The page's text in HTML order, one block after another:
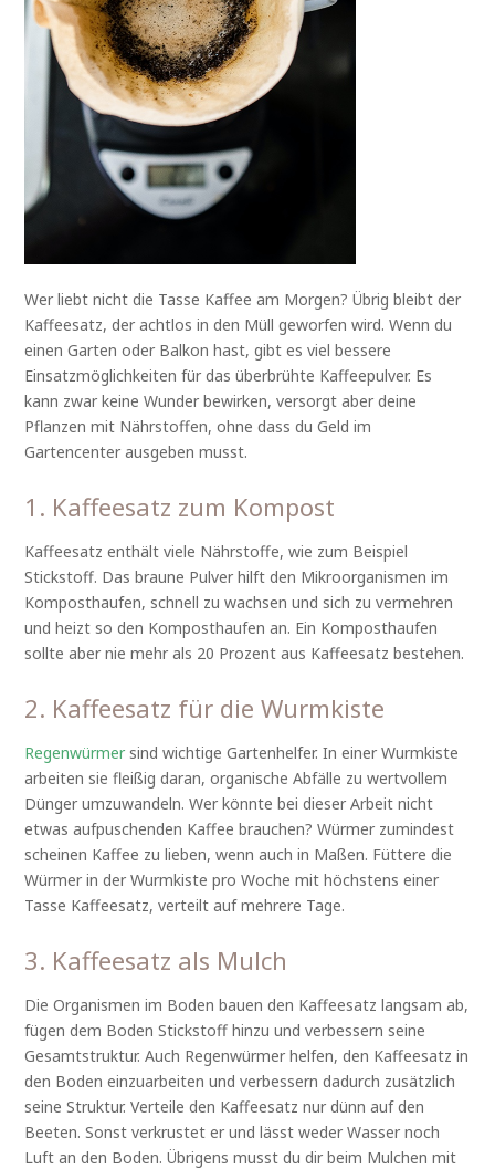
Wer liebt nicht die Tasse Kaffee am Morgen? Übrig bleibt der
Kaffeesatz, der achtlos in den Müll geworfen wird. Wenn du
einen Garten oder Balkon hast, gibt es viel bessere
Einsatzmöglichkeiten für das überbrühte Kaffeepulver. Es
kann zwar keine Wunder bewirken, versorgt aber deine
Pflanzen mit Nährstoffen, ohne dass du Geld im
Gartencenter ausgeben musst.
1. Kaffeesatz zum Kompost
Kaffeesatz enthält viele Nährstoffe, wie zum Beispiel
Stickstoff. Das braune Pulver hilft den Mikroorganismen im
Komposthaufen, schnell zu wachsen und sich zu vermehren
und heizt so den Komposthaufen an. Ein Komposthaufen
sollte aber nie mehr als 20 Prozent aus Kaffeesatz bestehen.
2. Kaffeesatz für die Wurmkiste
Regenwürmer sind wichtige Gartenhelfer. In einer Wurmkiste
arbeiten sie fleißig daran, organische Abfälle zu wertvollem
Dünger umzuwandeln. Wer könnte bei dieser Arbeit nicht
etwas aufpuschenden Kaffee brauchen? Würmer zumindest
scheinen Kaffee zu lieben, wenn auch in Maßen. Füttere die
Würmer in der Wurmkiste pro Woche mit höchstens einer
Tasse Kaffeesatz, verteilt auf mehrere Tage.
3. Kaffeesatz als Mulch
Die Organismen im Boden bauen den Kaffeesatz langsam ab,
fügen dem Boden Stickstoff hinzu und verbessern seine
Gesamtstruktur. Auch Regenwürmer helfen, den Kaffeesatz in
den Boden einzuarbeiten und verbessern dadurch zusätzlich
seine Struktur. Verteile den Kaffeesatz nur dünn auf den
Beeten. Sonst verkrustet er und lässt weder Wasser noch
Luft an den Boden. Übrigens musst du dir beim Mulchen mit